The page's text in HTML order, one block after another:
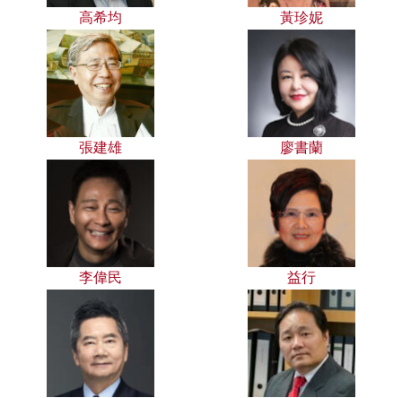
高希均 黃珍妮
張建雄 廖書蘭
李偉民 益行